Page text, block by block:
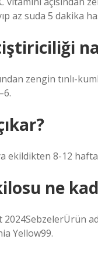
az suda 5 dakika
zengin tınlı-
ekildikten 8-12
ne
2024SebzelerÜrün
Yellow99.